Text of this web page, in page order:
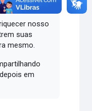
nosso
suas
mesmo.
em